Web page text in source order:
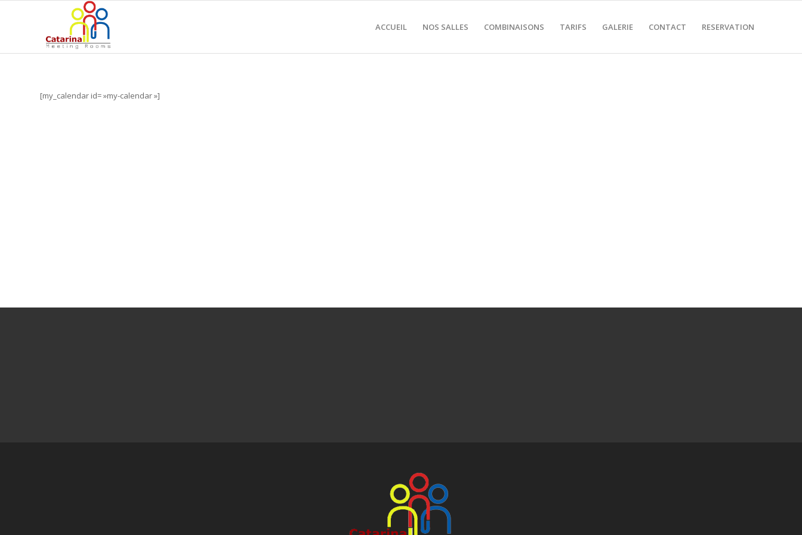
ACCUEIL NOS SALLES COMBINAISONS TARIFS GALERIE CONTACT RESERVATION
[my_calendar id= »my-calendar »]